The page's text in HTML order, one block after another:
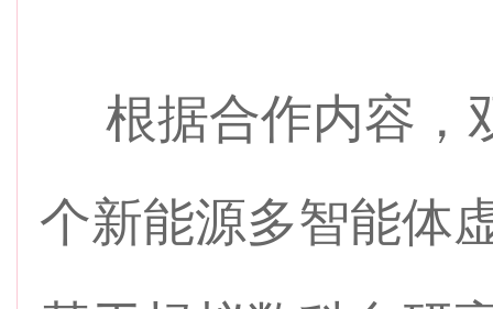
根据合作内容，
个新能源多智能体